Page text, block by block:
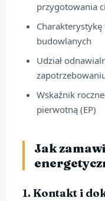
przygotowania
budowlanych
Udział
Wskaźnik
pierwotną (EP)
Jak
1. Kontakt i